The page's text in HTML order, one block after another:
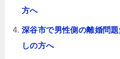
方へ
深谷市で男性側の離婚問
しの方へ